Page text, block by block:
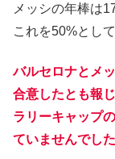
メッシの年棒は
これを50%とし
バルセロナとメ
合意したとも報
ラリーキャップ
ていませんでした